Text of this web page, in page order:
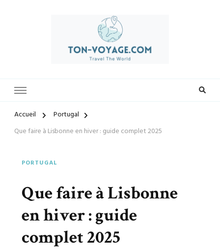
meilleures offres et créez des souvenirs inoubliables. Explorez le
Accueil
Portugal
Que faire à Lisbonne en hiver : guide complet 2025
PORTUGAL
Que faire à Lisbonne
en hiver : guide
complet 2025